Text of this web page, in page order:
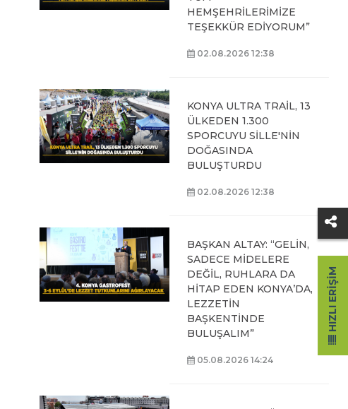
HEMŞEHRİLERİMİZE
TEŞEKKÜR EDİYORUM”
02.08.2026 12:38
KONYA ULTRA TRAİL, 13
ÜLKEDEN 1.300
SPORCUYU SİLLE'NİN
DOĞASINDA
BULUŞTURDU
02.08.2026 12:38
BAŞKAN ALTAY: “GELİN,
SADECE MİDELERE
DEĞİL, RUHLARA DA
HİTAP EDEN KONYA’DA,
LEZZETİN
BAŞKENTİNDE
BULUŞALIM”
05.08.2026 14:24
HIZLI ERIŞIM